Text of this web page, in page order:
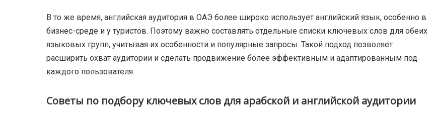
В то же время, английская аудитория в ОАЭ более широко использует английский язык, особенно в
бизнес-среде и у туристов. Поэтому важно составлять отдельные списки ключевых слов для обеих
языковых групп, учитывая их особенности и популярные запросы. Такой подход позволяет
расширить охват аудитории и сделать продвижение более эффективным и адаптированным под
каждого пользователя.
Советы по подбору ключевых слов для арабской и английской аудитории